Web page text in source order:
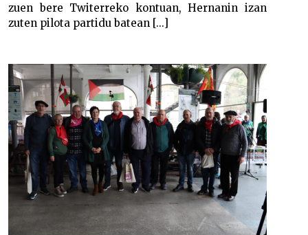
zuen bere Twiterreko kontuan, Hernanin izan
zuten pilota partidu batean [...]